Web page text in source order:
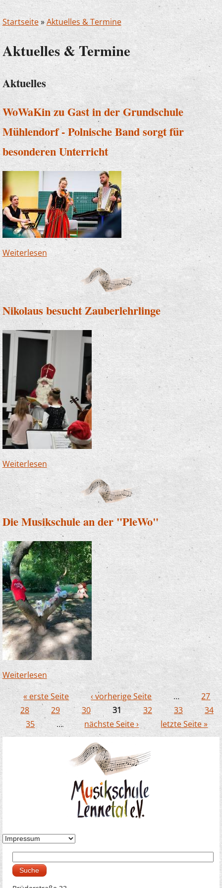
Startseite»Aktuelles & Termine
Aktuelles & Termine
Aktuelles
WoWaKin zu Gast in der Grundschule
Mühlendorf - Polnische Band sorgt für
besonderen Unterricht
Weiterlesen über WoWaKin zu Gast in der Grundschule
Mühlendorf - Polnische Band sorgt für
besonderen Unterricht
Nikolaus besucht Zauberlehrlinge
Weiterlesen über Nikolaus besucht Zauberlehrlinge
Die Musikschule an der "PleWo"
Weiterlesenüber Die Musikschule an der "PleWo"
Seiten
« erste Seite ‹ vorherige Seite …
27
28
29 30 31 32 33
34
35
… nächste Seite › letzte Seite »
Suchformular